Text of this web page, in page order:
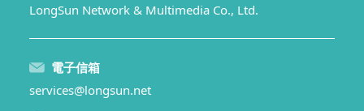
LongSun Network & Multimedia Co., Ltd.
電子信箱
services@longsun.net